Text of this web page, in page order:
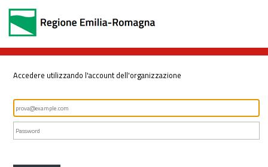
Accedere utilizzando l'account dell'organizzazione